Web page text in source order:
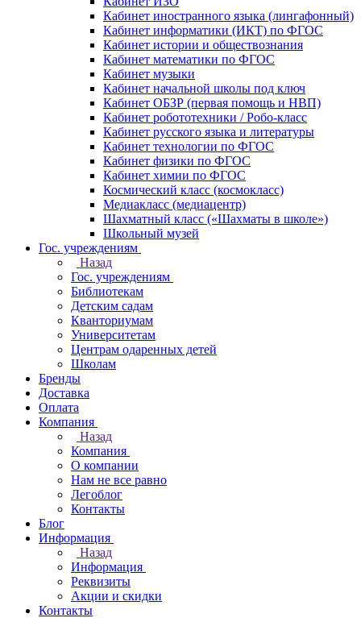
Кабинет иностранного языка (лингафонный)
Кабинет информатики (ИКТ) по ФГОС
Кабинет истории и обществознания
Кабинет математики по ФГОС
Кабинет музыки
Кабинет начальной школы под ключ
Кабинет ОБЗР (первая помощь и НВП)
Кабинет робототехники / Робо-класс
Кабинет русского языка и литературы
Кабинет технологии по ФГОС
Кабинет физики по ФГОС
Кабинет химии по ФГОС
Космический класс (космокласс)
Медиакласс (медиацентр)
Шахматный класс («Шахматы в школе»)
Школьный музей
Гос. учреждениям
Назад
Гос. учреждениям
Библиотекам
Детским садам
Кванториумам
Университетам
Центрам одаренных детей
Школам
Бренды
Доставка
Оплата
Компания
Назад
Компания
О компании
Нам не все равно
Легоблог
Контакты
Блог
Информация
Назад
Информация
Реквизиты
Акции и скидки
Контакты